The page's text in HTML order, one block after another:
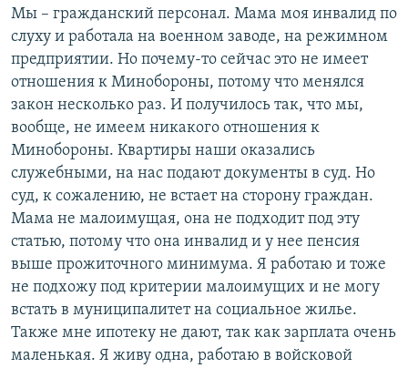
Мы – гражданский персонал. Мама моя инвалид по
слуху и работала на военном заводе, на режимном
предприятии. Но почему-то сейчас это не имеет
отношения к Минобороны, потому что менялся
закон несколько раз. И получилось так, что мы,
вообще, не имеем никакого отношения к
Минобороны. Квартиры наши оказались
служебными, на нас подают документы в суд. Но
суд, к сожалению, не встает на сторону граждан.
Мама не малоимущая, она не подходит под эту
статью, потому что она инвалид и у нее пенсия
выше прожиточного минимума. Я работаю и тоже
не подхожу под критерии малоимущих и не могу
встать в муниципалитет на социальное жилье.
Также мне ипотеку не дают, так как зарплата очень
маленькая. Я живу одна, работаю в войсковой